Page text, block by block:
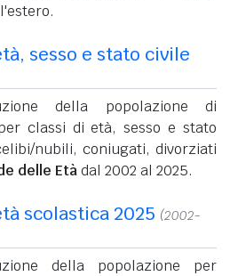
sesso e stato civile
della popolazione di
classi di età, sesso e stato
nubili, coniugati, divorziati
delle Etàdal 2002 al 2025.
scolastica 2025 (2002-
della popolazione per